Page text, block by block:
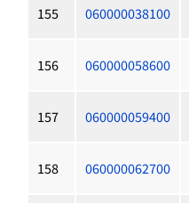
155 060000038100
156 060000058600
157 060000059400
158 060000062700